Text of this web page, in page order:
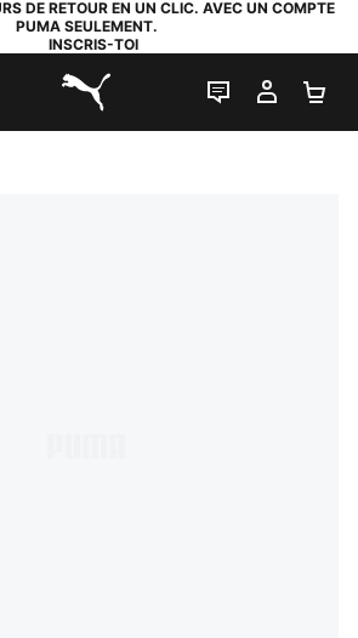
DE RETOUR EN UN CLIC. AVEC UN COMPTE
PUMA SEULEMENT.
INSCRIS-TOI
PUMA.com
LIVE CHAT
MON